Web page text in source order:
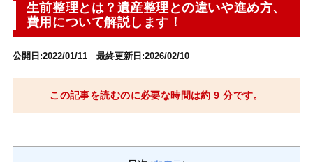
生前整理とは？遺産整理との違いや進め方、
費用について解説します！
公開日:2022/01/11 最終更新日:2026/02/10
この記事を読むのに必要な時間は約 9 分です。